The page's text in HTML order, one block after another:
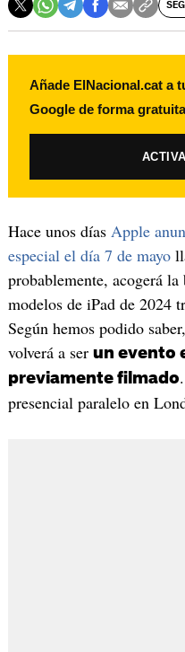
Añade ElNacional.cat a
Google de forma gratuita
Hace unos días Apple
especial el día 7 de mayo
probablemente, acogerá
modelos de iPad de 2024
Según hemos podido
volverá a ser un evento
previamente filmado
presencial paralelo en